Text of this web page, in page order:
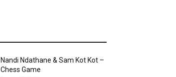
Nandi Ndathane & Sam Kot Kot –
Chess Game